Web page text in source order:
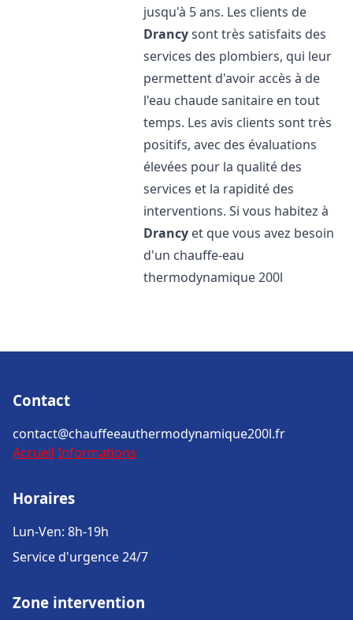
jusqu'à 5 ans. Les clients de
Drancysont très satisfaits des
services des plombiers, qui leur
permettent d'avoir accès à de
l'eau chaude sanitaire en tout
temps. Les avis clients sont très
positifs, avec des évaluations
élevées pour la qualité des
services et la rapidité des
interventions. Si vous habitez à
Drancy et que vous avez besoin
d'un chauffe-eau
thermodynamique 200l
Contact
contact@chauffeeauthermodynamique200l.fr
Accueil Informations
Horaires
Lun-Ven: 8h-19h
Service d'urgence 24/7
Zone intervention